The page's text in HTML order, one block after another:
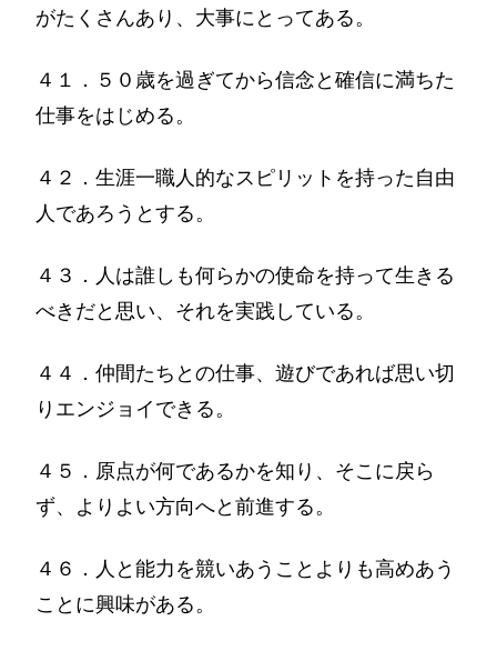
がたくさんあり、大事にとってある。
４１．５０歳を過ぎてから信念と確信に満ちた
仕事をはじめる。
４２．生涯一職人的なスピリットを持った自由
人であろうとする。
４３．人は誰しも何らかの使命を持って生きる
べきだと思い、それを実践している。
４４．仲間たちとの仕事、遊びであれば思い切
りエンジョイできる。
４５．原点が何であるかを知り、そこに戻ら
ず、よりよい方向へと前進する。
４６．人と能力を競いあうことよりも高めあう
ことに興味がある。